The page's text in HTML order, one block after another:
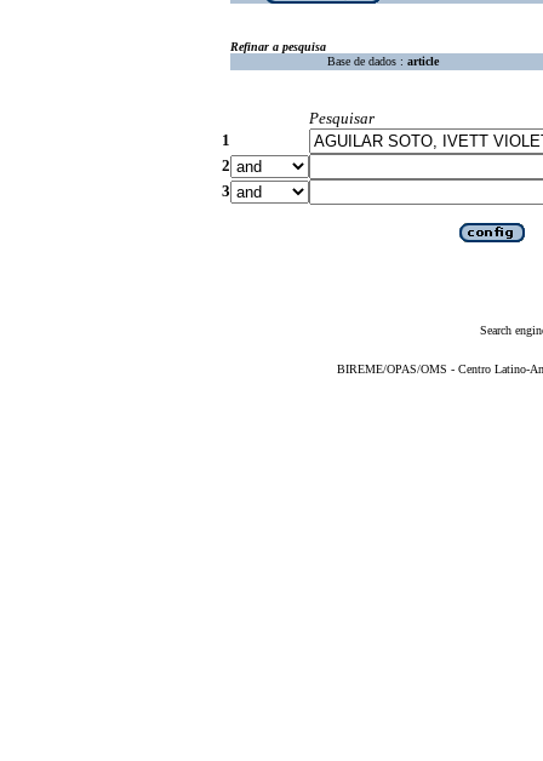
Refinar a pesquisa
Base de dados : article
Pesquisar
1
2
3
Search
BIREME/OPAS/OMS - Centro Latino-